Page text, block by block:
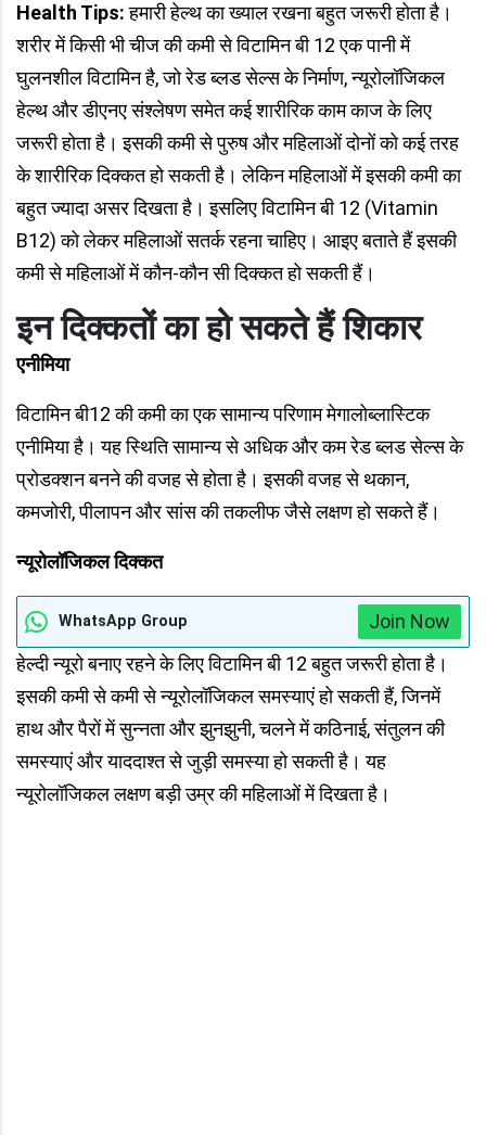
Health Tips:हमारी हेल्थ का ख्याल रखना बहुत जरूरी होता है।
शरीर में किसी भी चीज की कमी से विटामिन बी 12 एक पानी में
घुलनशील विटामिन है, जो रेड ब्लड सेल्स के निर्माण, न्यूरोलॉजिकल
हेल्थ और डीएनए संश्लेषण समेत कई शारीरिक काम काज के लिए
जरूरी होता है। इसकी कमी से पुरुष और महिलाओं दोनों को कई तरह
के शारीरिक दिक्कत हो सकती है। लेकिन महिलाओं में इसकी कमी का
बहुत ज्यादा असर दिखता है। इसलिए विटामिन बी 12 (Vitamin
B12) को लेकर महिलाओं सतर्क रहना चाहिए। आइए बताते हैं इसकी
कमी से महिलाओं में कौन-कौन सी दिक्कत हो सकती हैं।
इन दिक्कतों का हो सकते हैं शिकार
एनीमिया
विटामिन बी12 की कमी का एक सामान्य परिणाम मेगालोब्लास्टिक
एनीमिया है। यह स्थिति सामान्य से अधिक और कम रेड ब्लड सेल्स के
प्रोडक्शन बनने की वजह से होता है। इसकी वजह से थकान,
कमजोरी, पीलापन और सांस की तकलीफ जैसे लक्षण हो सकते हैं।
न्यूरोलॉजिकल दिक्कत
WhatsApp Group
Join Now
हेल्दी न्यूरो बनाए रहने के लिए विटामिन बी 12 बहुत जरूरी होता है।
इसकी कमी से कमी से न्यूरोलॉजिकल समस्याएं हो सकती हैं, जिनमें
हाथ और पैरों में सुन्नता और झुनझुनी, चलने में कठिनाई, संतुलन की
समस्याएं और याददाश्त से जुड़ी समस्या हो सकती है। यह
न्यूरोलॉजिकल लक्षण बड़ी उम्र की महिलाओं में दिखता है।